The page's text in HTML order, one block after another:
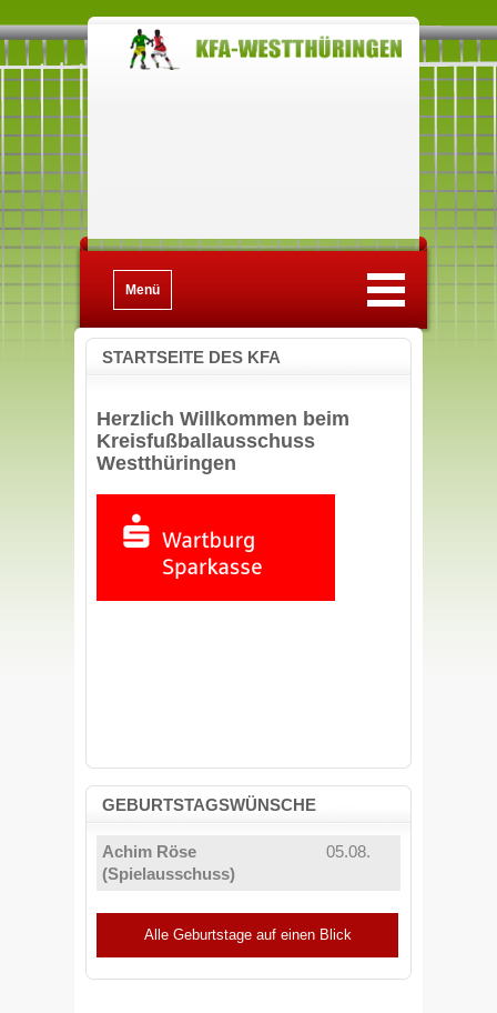
Menü
STARTSEITE DES KFA
Herzlich Willkommen beim
Kreisfußballausschuss
Westthüringen
GEBURTSTAGSWÜNSCHE
Achim Röse
(Spielausschuss)
05.08.
Alle Geburtstage auf einen Blick